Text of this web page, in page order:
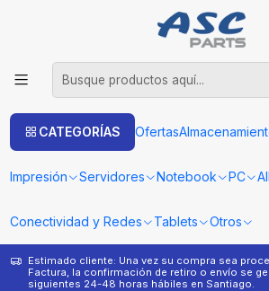
CATEGORÍAS Ofertas
Impresión Servidores Notebook PC
Conectividad y Redes Tablets Otros
Estimado cliente: Una vez su compra sea
Factura, la confirmación de retiro o envío se
siguientes 24-48 horas hábiles en Santiago.